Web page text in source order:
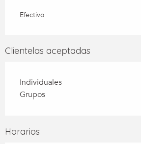
Efectivo
Clientelas aceptadas
Individuales
Grupos
Horarios